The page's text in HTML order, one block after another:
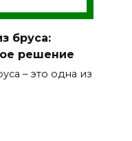
бруса:
решение
– это одна из